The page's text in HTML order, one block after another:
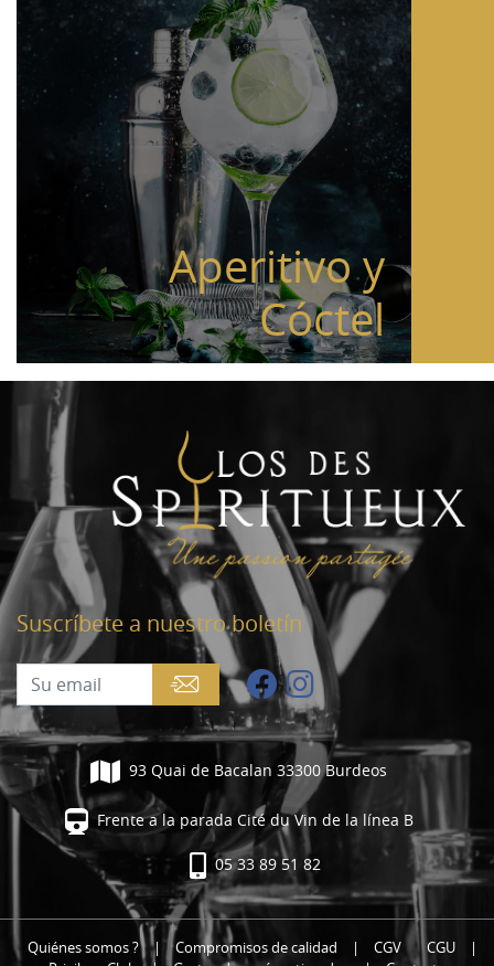
Aperitivo y
Cóctel
Suscríbete a nuestro boletín
93 Quai de Bacalan 33300 Burdeos
Frente a la parada Cité du Vin de la línea B
05 33 89 51 82
Quiénes somos ? | Compromisos de calidad | CGV CGU
|